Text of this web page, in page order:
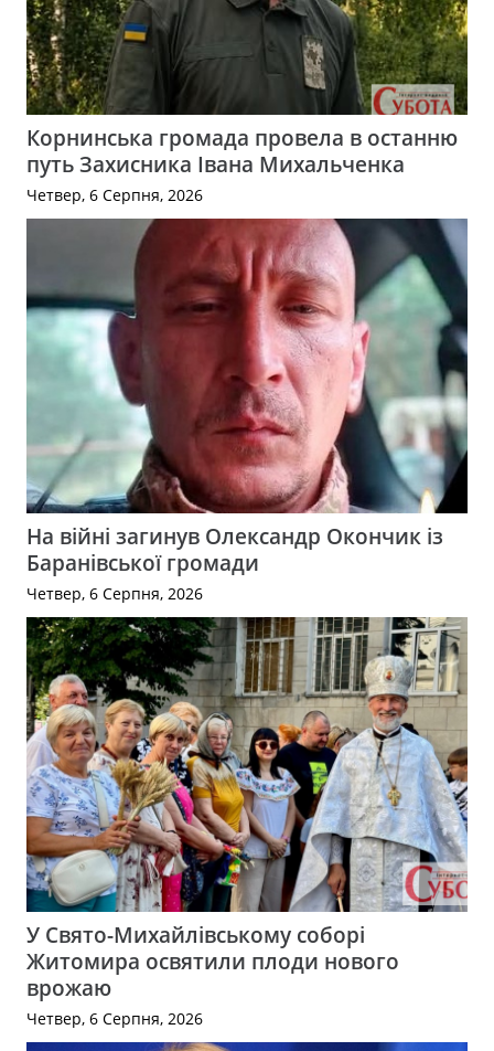
Корнинська громада провела в останню
путь Захисника Івана Михальченка
Четвер, 6 Серпня, 2026
На війні загинув Олександр Окончик із
Баранівської громади
Четвер, 6 Серпня, 2026
У Свято-Михайлівському соборі
Житомира освятили плоди нового
врожаю
Четвер, 6 Серпня, 2026